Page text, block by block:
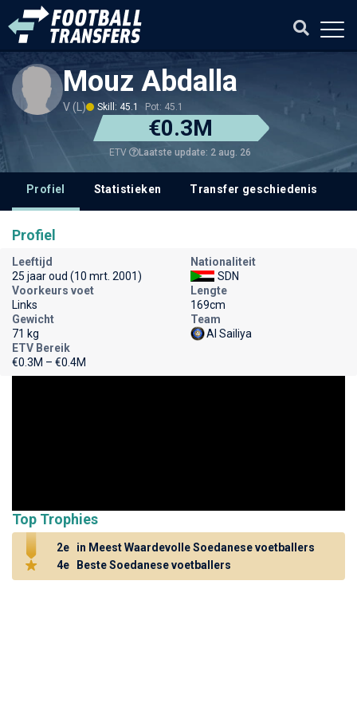
Mouz Abdalla
V (L) Skill: 45.1 Pot: 45.1
€0.3M
ETV Laatste update: 2 aug. 26
Profiel Statistieken Transfer geschiedenis
Profiel
Leeftijd
25 jaar oud (10 mrt. 2001)
Nationaliteit
SDN
Voorkeurs voet
Links
Lengte
169cm
Gewicht
71 kg
Team
Al Sailiya
ETV Bereik
€0.3M – €0.4M
Top Trophies
2e
in Meest Waardevolle Soedanese voetballers
4e
Beste Soedanese voetballers